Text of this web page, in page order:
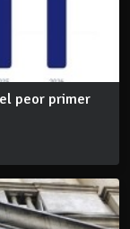
peor primer